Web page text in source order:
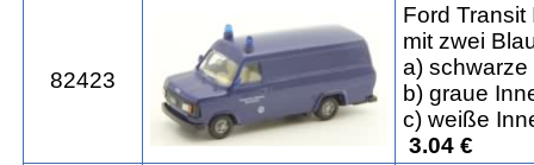
82423
Ford Transit
mit zwei
a)
b) graue
c) weiße
3.04 €